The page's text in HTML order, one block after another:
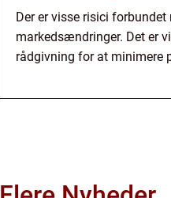
Der er visse risici
markedsændringer. Det er
rådgivning for at minimere